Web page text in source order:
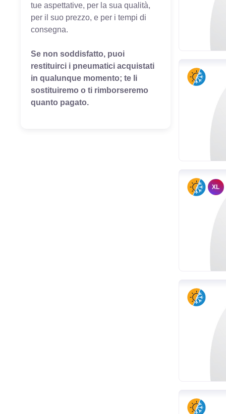
tue aspettative, per la sua qualità,
per il suo prezzo, e per i tempi di
consegna.
Se non soddisfatto, puoi
restituirci i pneumatici acquistati
in qualunque momento; te li
sostituiremo o ti rimborseremo
quanto pagato.
XL